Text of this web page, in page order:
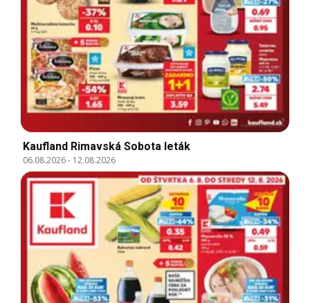
Kaufland Rimavská Sobota leták
06.08.2026- 12.08.2026